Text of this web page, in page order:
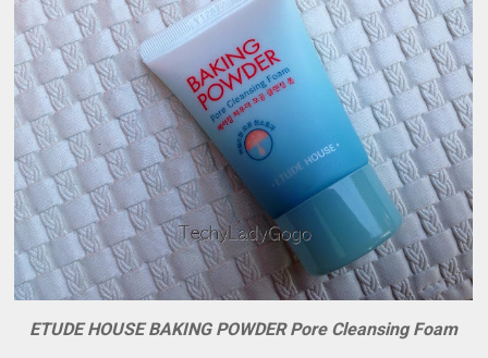
ETUDE HOUSE BAKING POWDER Pore Cleansing Foam